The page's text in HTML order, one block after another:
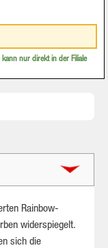
kann nur direkt in der Filiale
Rainbow-
widerspiegelt.
sich die